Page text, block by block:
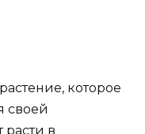
которое
своей
в